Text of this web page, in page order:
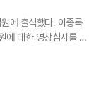
석했다. 이종록
에 대한 영장심사를 진